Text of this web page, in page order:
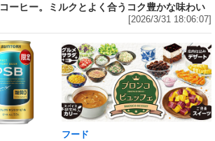
コーヒー。ミルクとよく合うコク豊かな味わい
[2026/3/31 18:06:07]
フード